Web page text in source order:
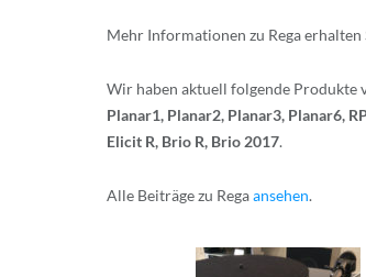
Mehr Informationen zu Rega erhalten
Wir haben aktuell folgende Produkte
Planar1, Planar2, Planar3, Planar6,
Elicit R, Brio R, Brio 2017.
Alle Beiträge zu Regaansehen.